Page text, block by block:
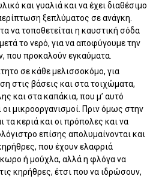
και γυαλιά και να έχει διαθέσιμο
ξεπλύματος σε ανάγκη.
να τοποθετείται η καυστική σόδα
το νερό, για να αποφύγουμε την
που προκαλούν εγκαύματα.
σε κάθε μελισσοκόμο, για
στις βάσεις και στα τοιχώματα,
και στα καπάκια, που μ’ αυτό
μικροοργανισμοί. Πριν όμως στην
τα κεριά και οι πρόπολες και να
επίσης απολυμαίνονται και
που έχουν ελαφριά
ή μούχλα, αλλά η φλόγα να
κηρήθρες, έτσι που να ιδρώσουν,